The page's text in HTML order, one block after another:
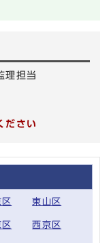
担当
ださい
区 東山区
区 西京区